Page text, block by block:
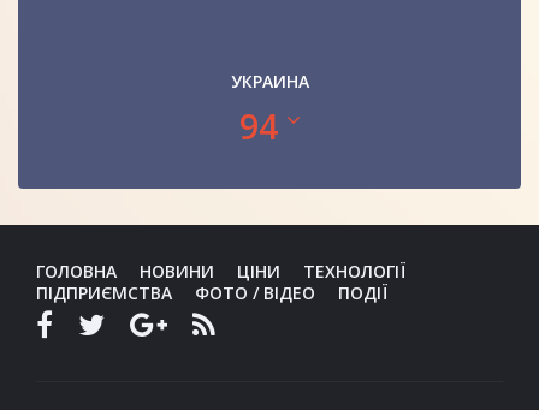
УКРАИНА
94
ГОЛОВНА НОВИНИ ЦІНИ
ТЕХНОЛОГІЇ
ПІДПРИЄМСТВА
ФОТО / ВІДЕО ПОДІЇ